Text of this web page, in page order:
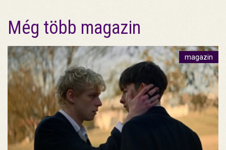
Még több magazin
magazin